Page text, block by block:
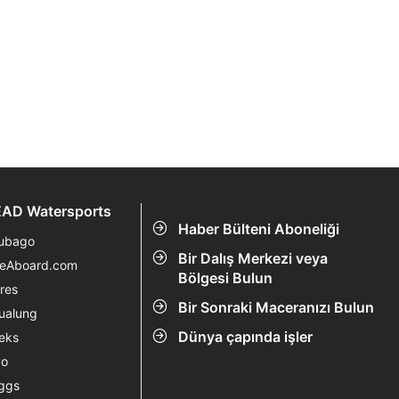
Haber Bülteni Aboneliği
Bir Dalış Merkezi veya
Bölgesi Bulun
Bir Sonraki Maceranızı Bulun
Dünya çapında işler
Watersports